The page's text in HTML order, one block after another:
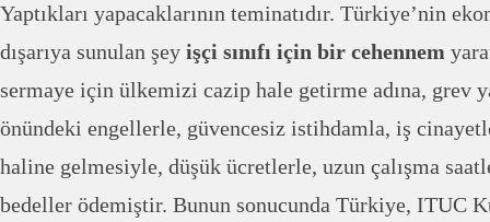
Yaptıkları yapacaklarının teminatıdır. Türkiye’nin
dışarıya sunulan şey işçi sınıfı için bir cehennem
sermaye için ülkemizi cazip hale getirme adına, grev
önündeki engellerle, güvencesiz istihdamla, iş
haline gelmesiyle, düşük ücretlerle, uzun çalışma
bedeller ödemiştir. Bunun sonucunda Türkiye, ITUC